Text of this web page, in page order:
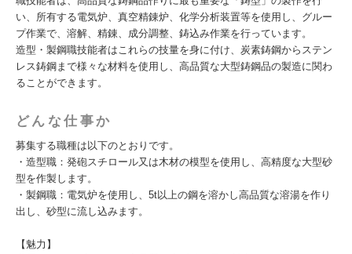
い、所有する電気炉、真空精錬炉、化学分析装置等を使用し、グルー
プ作業で、溶解、精錬、成分調整、鋳込み作業を行っています。
造型・製鋼職技能者はこれらの技量を身に付け、炭素鋳鋼からステン
レス鋳鋼まで様々な材料を使用し、高品質な大型鋳鋼品の製造に関わ
ることができます。
どんな仕事か
募集する職種は以下のとおりです。
・造型職：発砲スチロール又は木材の模型を使用し、高精度な大型砂
型を作製します。
・製鋼職：電気炉を使用し、5t以上の鋼を溶かし高品質な溶湯を作り
出し、砂型に流し込みます。
【魅力】